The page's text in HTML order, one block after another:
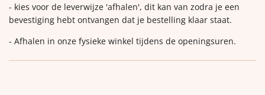
- kies voor de leverwijze 'afhalen', dit kan van zodra je een
bevestiging hebt ontvangen dat je bestelling klaar staat.
- Afhalen in onze fysieke winkel tijdens de openingsuren.